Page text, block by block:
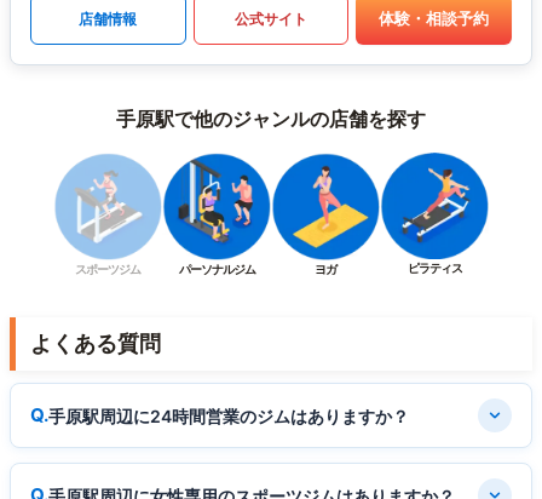
店舗情報 公式サイト 体験・相談予約
手原駅で他のジャンルの店舗を探す
スポーツジム パーソナルジム ヨガ ピラティス
よくある質問
手原駅周辺に24時間営業のジムはありますか？